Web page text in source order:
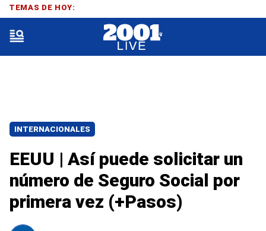
INTERNACIONALES
EEUU | Así puede solicitar un
número de Seguro Social por
primera vez (+Pasos)
TEMAS DE HOY: